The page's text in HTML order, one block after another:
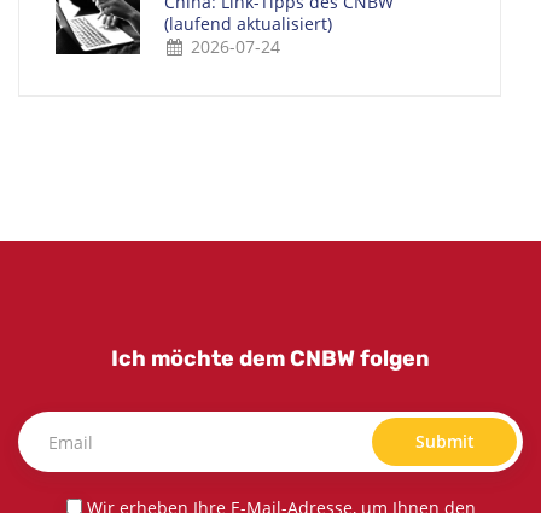
(laufend aktualisiert)
2026-07-24
Ich möchte dem CNBW folgen
Submit
Wir erheben Ihre E-Mail-Adresse, um Ihnen den